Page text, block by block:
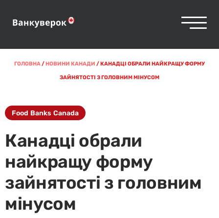
ГОЛОВНА/НОВИНИ КАНАДИ /КАНАДЦІ ОБРАЛИ НАЙКРАЩУ ФОРМУ
ЗАЙНЯТОСТІ З ГОЛОВНИМ МІНУСОМ
Food Banks Canada
Канадці обрали
найкращу форму
зайнятості з головним
мінусом